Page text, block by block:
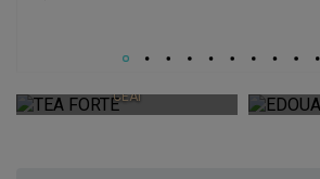
TEA FORTE
CEAI